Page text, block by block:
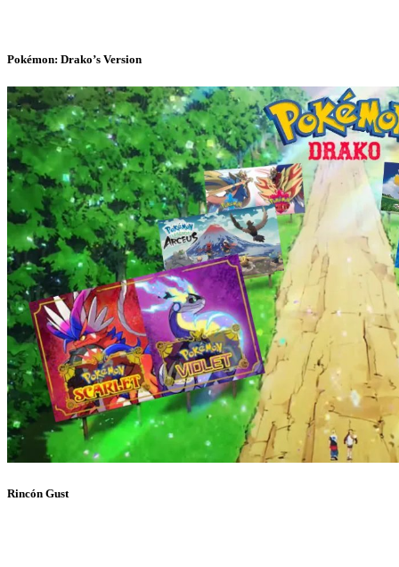
Pokémon: Drako’s Version
Rincón Gust